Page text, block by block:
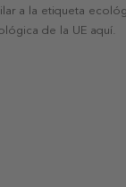
a la etiqueta
de la UE aquí.